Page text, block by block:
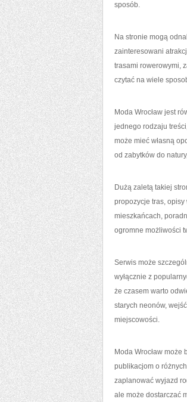
sposób.
Na stronie mogą
zainteresowani
trasami rowerowymi,
czytać na wiele
Moda Wrocław jest
jednego rodzaju
może mieć własną
od zabytków do
Dużą zaletą takiej
propozycje tras, opisy
mieszkańcach,
ogromne możliwości
Serwis może
wyłącznie z
że czasem warto
starych neonów,
miejscowości.
Moda Wrocław
publikacjom o
zaplanować wyjazd
ale może dostarczać